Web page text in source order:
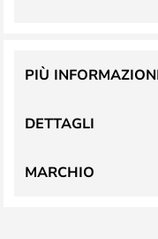
DETTAGLI
PIÙ
MARCHIO